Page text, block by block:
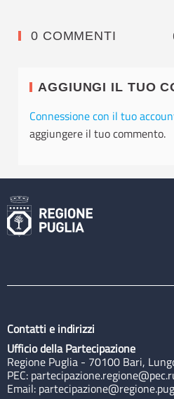
0 COMMENTI
AGGIUNGI IL TUO
Connessione con il tuo
aggiungere il tuo commento.
Contatti e indirizzi
Ufficio della Partecipazione
Regione Puglia - 70100 Bari,
PEC:
Email: